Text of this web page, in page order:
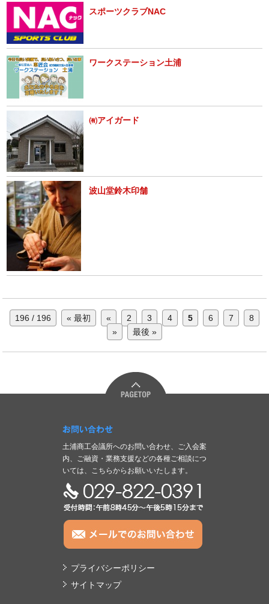
スポーツクラブNAC
ワークステーション土浦
㈲アイガード
波山堂鈴木印舗
196 / 196 « 最初 « 2 3 4 5 6 7
8
»
最後 »
お問い合わせ
土浦商工会議所へのお問い合わせ、ご入会案
内、ご融資・業務支援などの各種ご相談につ
いては、こちらからお願いいたします。
TEL:029-822-0391
プライバシーポリシー
サイトマップ